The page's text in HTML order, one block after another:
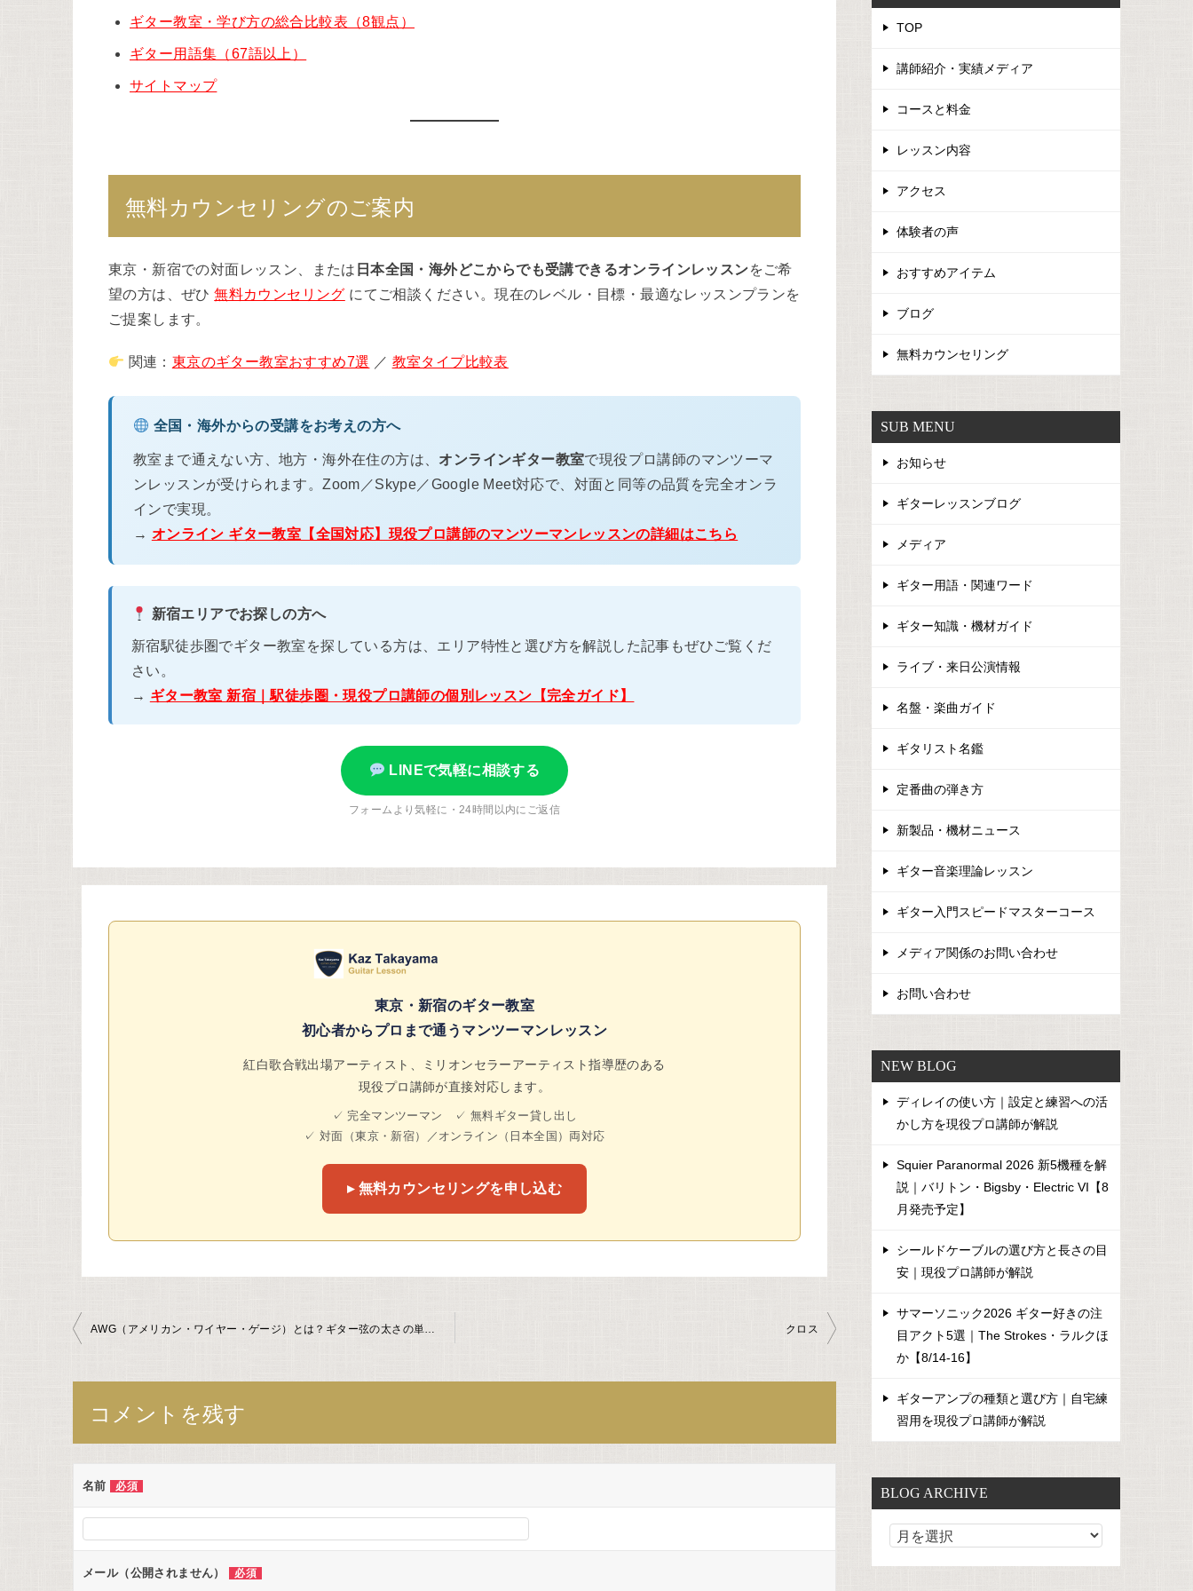
ギター教室・学び方の総合比較表（8観点）
ギター用語集（67語以上）
サイトマップ
無料カウンセリングのご案内
東京・新宿での対面レッスン、または 日本全国・海外どこからでも受講できるオンラインレッスンをご希
望の方は、ぜひ無料カウンセリング にてご相談ください。現在のレベル・目標・最適なレッスンプランを
ご提案します。
関連： 東京のギター教室おすすめ7選 ／ 教室タイプ比較表
全国・海外からの受講をお考えの方へ
教室まで通えない方、地方・海外在住の方は、 オンラインギター教室で現役プロ講師のマンツーマ
ンレッスンが受けられます。Zoom／Skype／Google Meet対応で、対面と同等の品質を完全オンラ
インで実現。
→ オンライン ギター教室【全国対応】現役プロ講師のマンツーマンレッスンの詳細はこちら
新宿エリアでお探しの方へ
新宿駅徒歩圏でギター教室を探している方は、エリア特性と選び方を解説した記事もぜひご覧くだ
さい。
→ ギター教室 新宿｜駅徒歩圏・現役プロ講師の個別レッスン【完全ガイド】
LINEで気軽に相談する
フォームより気軽に・24時間以内にご返信
東京・新宿のギター教室
初心者からプロまで通うマンツーマンレッスン
紅白歌合戦出場アーティスト、ミリオンセラーアーティスト指導歴のある
現役プロ講師が直接対応します。
✓ 完全マンツーマン ✓ 無料ギター貸し出し
✓ 対面（東京・新宿）／オンライン（日本全国）両対応
▸ 無料カウンセリングを申し込む
投
ナ
ビ
ゲ
ー
AWG（アメリカン・ワイヤー・ゲージ）とは？ギター弦の太さの単位を現役プロが解説 クロス
コメントを残す
名前 必須
メール（公開されません） 必須
TOP
講師紹介・実績メディア
コースと料金
レッスン内容
アクセス
体験者の声
おすすめアイテム
ブログ
無料カウンセリング
SUB MENU
お知らせ
ギターレッスンブログ
メディア
ギター用語・関連ワード
ギター知識・機材ガイド
ライブ・来日公演情報
名盤・楽曲ガイド
ギタリスト名鑑
定番曲の弾き方
新製品・機材ニュース
ギター音楽理論レッスン
ギター入門スピードマスターコース
メディア関係のお問い合わせ
お問い合わせ
NEW BLOG
ディレイの使い方｜設定と練習への活
かし方を現役プロ講師が解説
Squier Paranormal 2026 新5機種を解
説｜バリトン・Bigsby・Electric VI【8
月発売予定】
シールドケーブルの選び方と長さの目
安｜現役プロ講師が解説
サマーソニック2026 ギター好きの注
目アクト5選｜The Strokes・ラルクほ
か【8/14-16】
ギターアンプの種類と選び方｜自宅練
習用を現役プロ講師が解説
BLOG ARCHIVE